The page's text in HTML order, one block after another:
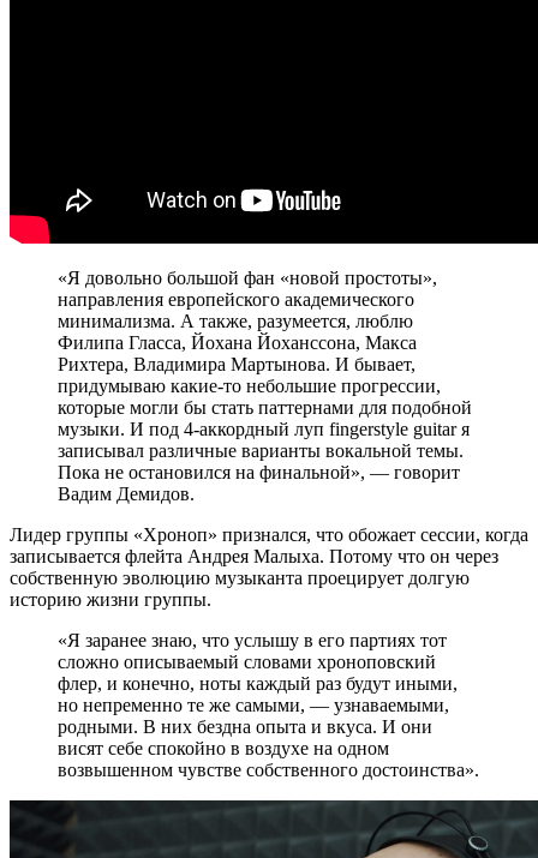
«Я довольно большой фан «новой простоты»,
направления европейского академического
минимализма. А также, разумеется, люблю
Филипа Гласса, Йохана Йоханссона, Макса
Рихтера, Владимира Мартынова. И бывает,
придумываю какие-то небольшие прогрессии,
которые могли бы стать паттернами для подобной
музыки. И под 4-аккордный луп fingerstyle guitar я
записывал различные варианты вокальной темы.
Пока не остановился на финальной», — говорит
Вадим Демидов.
Лидер группы «Хроноп» признался, что обожает сессии, когда
записывается флейта Андрея Малыха. Потому что он через
собственную эволюцию музыканта проецирует долгую
историю жизни группы.
«Я заранее знаю, что услышу в его партиях тот
сложно описываемый словами хроноповский
флер, и конечно, ноты каждый раз будут иными,
но непременно те же самыми, — узнаваемыми,
родными. В них бездна опыта и вкуса. И они
висят себе спокойно в воздухе на одном
возвышенном чувстве собственного достоинства».